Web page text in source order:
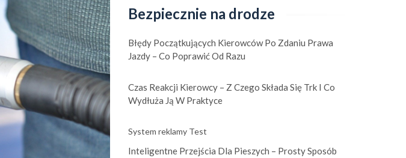
Bezpiecznie na drodze
Błędy Początkujących Kierowców Po Zdaniu Prawa
Jazdy – Co Poprawić Od Razu
Czas Reakcji Kierowcy – Z Czego Składa Się Trk I Co
Wydłuża Ją W Praktyce
System reklamy Test
Inteligentne Przejścia Dla Pieszych – Prosty Sposób